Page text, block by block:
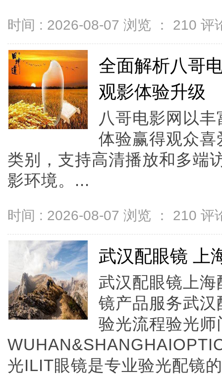
时间 : 2026-08-07 浏览 ： 210 评
全面解析八哥
观影体验升级
八哥电影网以
体验赢得观众
类别，支持高清播放和多端
影环境。...
时间 : 2026-08-07 浏览 ： 210 评
武汉配眼镜 上
武汉配眼镜上
镜产品服务武
验光流程验光
光ILIT眼镜是专业验光配镜